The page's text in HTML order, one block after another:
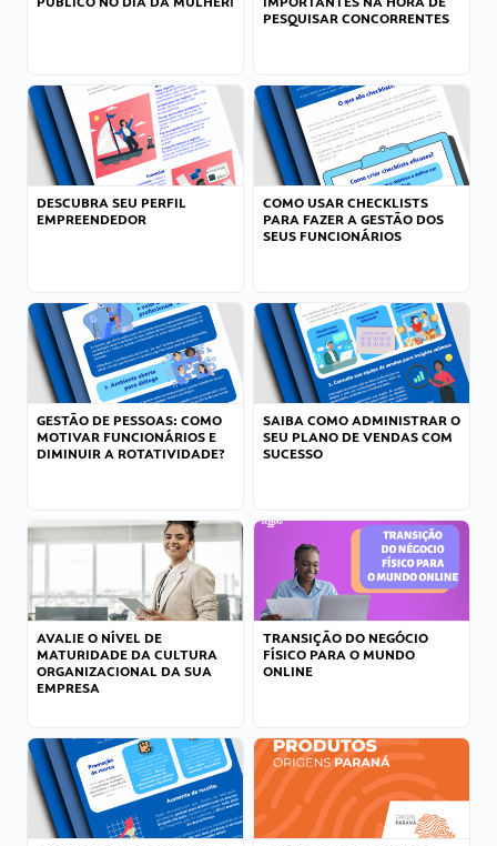
PESQUISAR CONCORRENTES
DESCUBRA SEU PERFIL
EMPREENDEDOR
COMO USAR CHECKLISTS
PARA FAZER A GESTÃO DOS
SEUS FUNCIONÁRIOS
GESTÃO DE PESSOAS: COMO
MOTIVAR FUNCIONÁRIOS E
DIMINUIR A ROTATIVIDADE?
SAIBA COMO ADMINISTRAR O
SEU PLANO DE VENDAS COM
SUCESSO
AVALIE O NÍVEL DE
MATURIDADE DA CULTURA
ORGANIZACIONAL DA SUA
EMPRESA
TRANSIÇÃO DO NEGÓCIO
FÍSICO PARA O MUNDO
ONLINE